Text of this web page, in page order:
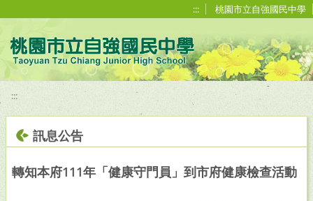
::: 桃園市立自強國民中學
:::
訊息公告
轉知本府111年「健康守門員」到市府健康檢查活動